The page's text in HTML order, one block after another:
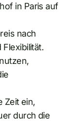
in Paris auf
nach
Flexibilität.
Zeit ein,
durch die